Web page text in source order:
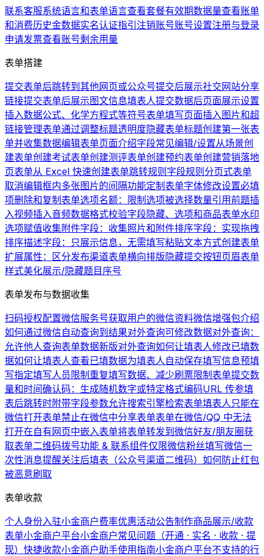
联系客服系统语言和表单语言查看套餐有效期数据量查看账单
和消费历史金数据实名认证指引注销账号账号设置注册与登录
申请发票查看账号剩余用量
表单搭建
提交表单后跳转到其他网页或公众号提交后展示社交网站分享
链接提交表单后展示图文信息填表人提交数据后页面展示设置
插入数据公式、化学方程式等符号表单填写页面插入图片和超
链接管理表单通过调整标题透明度隐藏表单标题创建第一张表
单并收集数据编辑表单页面介绍字段常见编辑/设置从场景创
建表单创建考试表单创建测评表单创建预约表单创建营销落地
页表单从 Excel 快速创建表单跳转规则字段规则分页式表单
取消编辑框内多张图片的间隔功能定制表单字体修改设置必填
项删除和复制表单选项名额：限制选项被选择数量引用前题插
入视频插入音频数据格式校验字段隐藏、选项和商品表单水印
选项赋值收集附件字段：收集照片和附件排序字段：实现拖拽
排序描述字段：只展示信息，无需填写粘贴文本方式创建表单
扩展属性：区分发布渠道表单横向排版隐藏提交按钮页眉表单
样式美化展示/隐藏题目序号
表单发布与数据收集
扫码授权配置微信服务号获取用户的微信资料微信增强包介绍
如何通过微信自动查询到结果对外查询可修改数据对外查询：
允许他人查询表单数据新版对外查询如何让填表人修改已填数
据如何让填表人查看已填数据为填表人自动保存填写信息预填
写指定填写人员限制重复填写数据、减少刷票限制表单提交数
量和时间确认码：生成随机数字或特定格式编码URL 传参填
表后跳转时附带字段参数允许搜索引擎检索表单填表人只能在
微信打开表单禁止在微信中分享表单表单在微信/QQ 中无法
打开在自有网页中嵌入表单将表单转发到微信好友/朋友圈获
取表单二维码拨号功能 & 联系组件仅限微信粉丝填写微信一
次性消息提醒关注后填表（公众号渠道二维码） 如何防止红包
被恶意刷取
表单收款
个人身份入驻小金商户费率优惠活动公告制作商品展示/收款
表单小金商户平台小金商户常见问题（开通 · 实名 · 收款 · 提
现） 快捷收款小金商户助手使用指南小金商户平台不支持的行